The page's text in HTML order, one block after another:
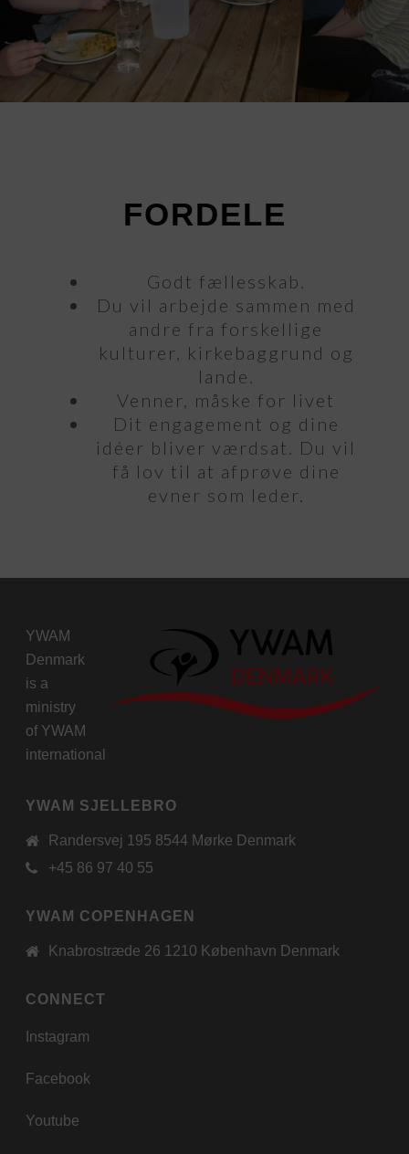
FORDELE
Godt fællesskab.
Du vil arbejde sammen med
andre fra forskellige
kulturer, kirkebaggrund og
lande.
Venner, måske for livet
Dit engagement og dine
idéer bliver værdsat. Du vil
få lov til at afprøve dine
evner som leder.
YWAM
Denmark
is a
ministry
of YWAM
international
YWAM SJELLEBRO
Randersvej 195 8544 Mørke Denmark
+45 86 97 40 55
YWAM COPENHAGEN
Knabrostræde 26 1210 København Denmark
CONNECT
Instagram
Facebook
Youtube